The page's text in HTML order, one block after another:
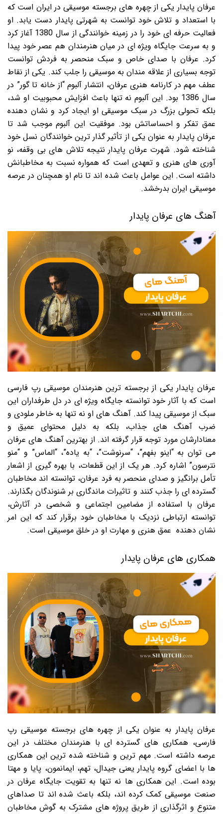
عرفان پایدار یکی از چهره های برجسته موسیقی در ایران است که
با استعداد و تلاش خود توانست به شهرتی پایدار دست یابد. او
فعالیت حرفه ای خود را در زمینه خوانندگی از سال 1380 آغاز کرد
و به سرعت جایگاه ویژه ای در میان هنرمندان هم عصر خود پیدا
کرد. عرفان با صدای خاص و سبک منحصر به فردش توانست
توجه بسیاری از علاقه مندان به موسیقی را جلب کند. یکی از نقاط
عطف مهم در کارنامه هنری عرفان، انتشار آلبوم “از خانه تا گور” در
سال 1386 بود. این آلبوم نه تنها باعث افزایش محبوبیت او شد،
بلکه تحولی بزرگ در سبک موسیقی او ایجاد کرد و نشان دهنده
عمق تفکر و احساساتش بود. موفقیت این آلبوم موجب شد تا
عرفان پایدار به عنوان یکی از تأثیر گذار ترین خوانندگان نسل خود
شناخته شود. شهرت عرفان پایدار نتیجه تلاش های بی وقفه، نو
آوری های هنری و تعهدی است که همواره نسبت به مخاطبانش
داشته است. این عوامل باعث شده اند تا نام او همچنان در عرصه
موسیقی ایران بدرخشد.
آهنگ های عرفان پایدار
عرفان پایدار یکی از برجسته ترین هنرمندان موسیقی رپ فارسی
است که با آثار خود توانسته جایگاه ویژه ای در دل طرفداران این
سبک از موسیقی پیدا کند. آهنگ های او نه تنها به خاطر ملودی و
ضرب آهنگ های جذاب، بلکه به دلیل محتوای عمیق و
معنادارشان مورد توجه قرار گرفته اند. از بهترین آهنگ های عرفان
می توان به “اینو بفهم”، “سرنوشت”، “به یاده”، “الماس” و “منو
نترسون” اشاره کرد. هر یک از این قطعات، با بهره گیری از اشعار
تأمل برانگیز و صدای منحصر به فرد عرفان، توانسته اند مخاطبان
گسترده ای را جذب کنند و تاثیرات ماندگاری بر شنوندگان بگذارند.
عرفان با استفاده از مضامین اجتماعی و شخصی در آثارش،
توانسته ارتباطی نزدیک با مخاطبان خود برقرار کند که این امر
نشان دهنده عمق هنری و مهارت او در خلق موسیقی است.
همکاری های عرفان پایدار
عرفان پایدار به عنوان یکی از چهره های برجسته موسیقی رپ
فارسی، همکاری های گسترده ای با هنرمندان مختلف در این
عرصه داشته است. مهم ترین و شناخته شده ترین این همکاری
ها با اعضای گروه پایدار یعنی جیدال، تهم، ایمانمون، پایا و مهتا
بوده است. این همکاری ها نه تنها به تقویت جایگاه عرفان در
صنعت موسیقی کمک کرده اند، بلکه باعث شده اند تا صداهای
متنوع و اثرگذاری از طریق پروژه های مشترک به گوش مخاطبان